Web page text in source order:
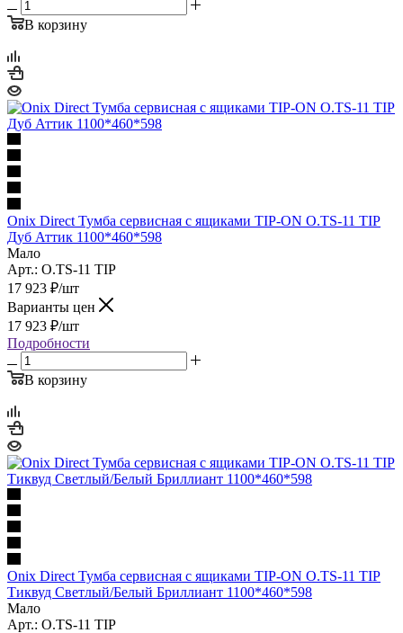
В корзину
Onix Direct Тумба сервисная с ящиками TIP-ON O.TS-11 TIP
Дуб Аттик 1100*460*598
Мало
Арт.: O.TS-11 TIP
17 923 ₽/шт
Варианты цен
17 923 ₽/шт
Подробности
В корзину
Onix Direct Тумба сервисная с ящиками TIP-ON O.TS-11 TIP
Тиквуд Светлый/Белый Бриллиант 1100*460*598
Мало
Арт.: O.TS-11 TIP